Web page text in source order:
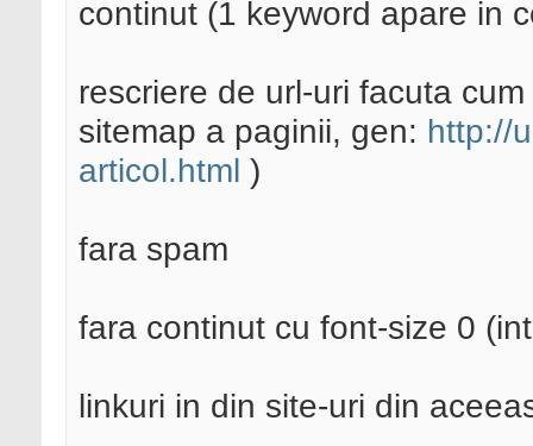
continut (1 keyword apare in
rescriere de url-uri facuta
sitemap a paginii, gen: http://
articol.html )
fara spam
fara continut cu font-size 0
linkuri in din site-uri din